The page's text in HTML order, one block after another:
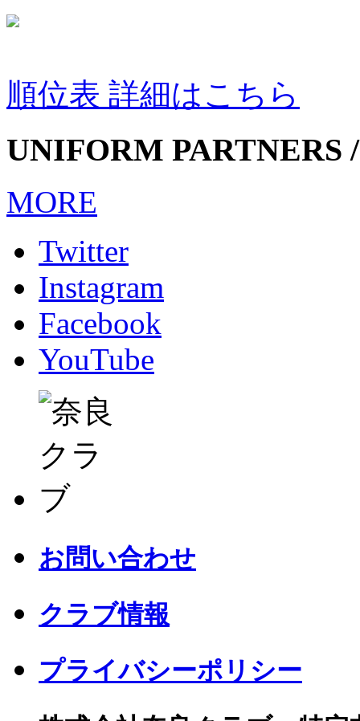
順位表 詳細はこちら
UNIFORM PARTNERS
MORE
Twitter
Instagram
Facebook
YouTube
お問い合わせ
クラブ情報
プライバシーポリシー